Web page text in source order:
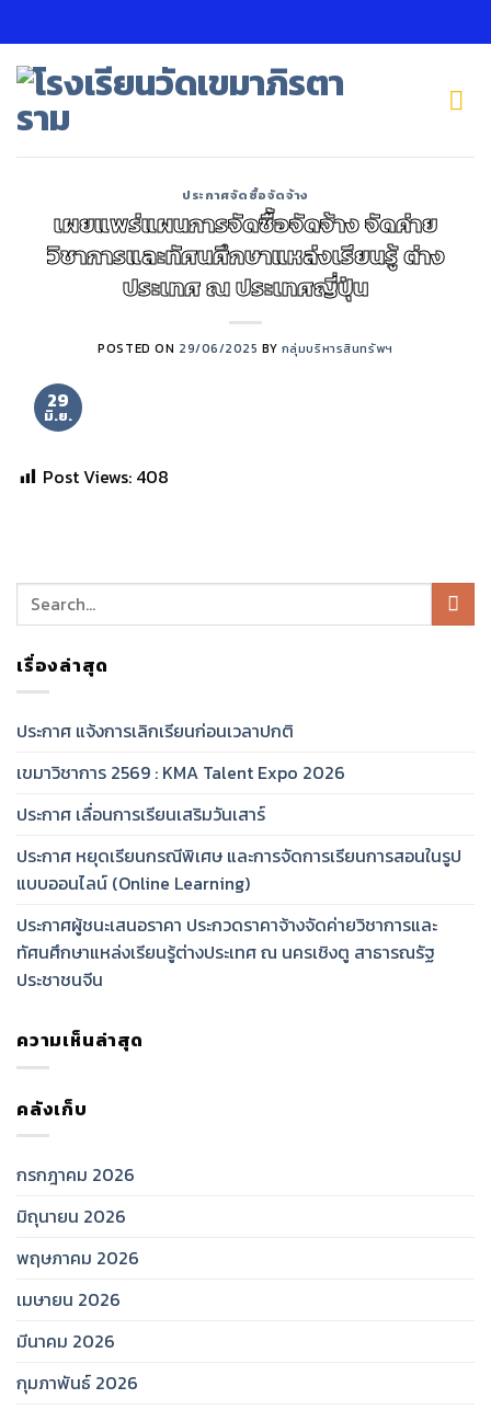
to
content
ประกาศจัดซื้อจัดจ้าง
เผยแพร่แผนการจัดซื้อจัดจ้าง จัดค่าย
วิชาการและทัศนศึกษาแหล่งเรียนรู้ ต่าง
ประเทศ ณ ประเทศญี่ปุ่น
POSTED ON 29/06/2025 BY กลุ่มบริหารสินทรัพฯ
29
มิ.ย.
Post Views: 408
เรื่องล่าสุด
ประกาศ แจ้งการเลิกเรียนก่อนเวลาปกติ
เขมาวิชาการ 2569 : KMA Talent Expo 2026
ประกาศ เลื่อนการเรียนเสริมวันเสาร์
ประกาศ หยุดเรียนกรณีพิเศษ และการจัดการเรียนการสอนในรูป
แบบออนไลน์ (Online Learning)
ประกาศผู้ชนะเสนอราคา ประกวดราคาจ้างจัดค่ายวิชาการและ
ทัศนศึกษาแหล่งเรียนรู้ต่างประเทศ ณ นครเชิงตู สาธารณรัฐ
ประชาชนจีน
ความเห็นล่าสุด
คลังเก็บ
กรกฎาคม 2026
มิถุนายน 2026
พฤษภาคม 2026
เมษายน 2026
มีนาคม 2026
กุมภาพันธ์ 2026